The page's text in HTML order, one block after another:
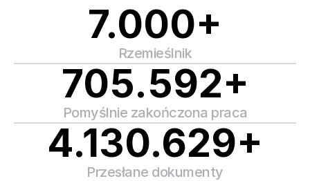
7.000+
Rzemieślnik
705.592+
Pomyślnie zakończona praca
4.130.629+
Przesłane dokumenty